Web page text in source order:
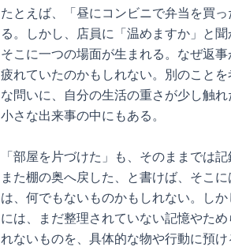
たとえば、「昼にコンビニで弁当を買
る。しかし、店員に「温めますか」と
そこに一つの場面が生まれる。なぜ返
疲れていたのかもしれない。別のこと
な問いに、自分の生活の重さが少し触
小さな出来事の中にもある。
「部屋を片づけた」も、そのままでは
また棚の奥へ戻した、と書けば、そこ
は、何でもないものかもしれない。し
には、まだ整理されていない記憶やた
れないものを、具体的な物や行動に預け